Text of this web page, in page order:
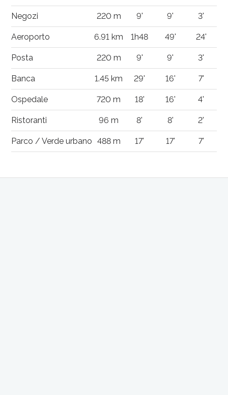
Negozi 220 m 9' 9' 3'
Aeroporto 6.91 km 1h48 49' 24'
Posta 220 m 9' 9' 3'
Banca 1.45 km 29' 16' 7'
Ospedale 720 m 18' 16' 4'
Ristoranti 96 m 8' 8' 2'
Parco / Verde urbano 488 m 17' 17' 7'